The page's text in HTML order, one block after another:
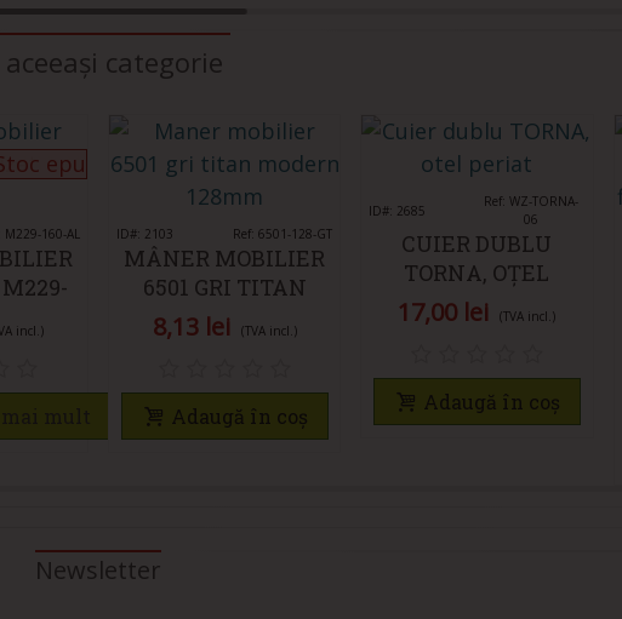
categorie
epuizat
M229-160-AL
incl.)
Îmi place
ID#: 2103 Ref: 6501-128-GT
MÂNER MOBILIER
6501 GRI TITAN
MODERN 128MM
8,13 lei (TVA incl.)
Adaugă în coș
Îmi place
ID#: 2685
Ref: WZ-TORNA-
06
CUIER DUBLU
TORNA, OȚEL
PERIAT
17,00 lei (TVA incl.)
Adaugă în coș
Newsletter